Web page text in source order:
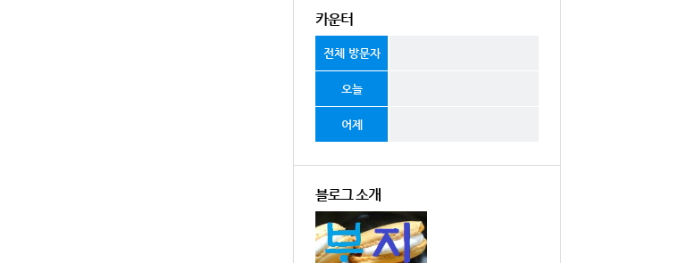
카운터
전체 방문자
오늘
어제
블로그 소개